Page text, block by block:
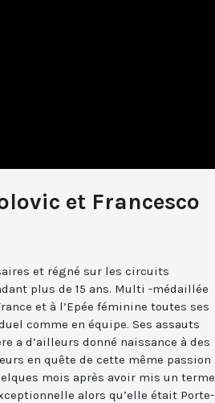
et Francesco
et régné sur les circuits
plus de 15 ans. Multi -médaillée
et à l’Epée féminine toutes ses
comme en équipe. Ses assauts
a d’ailleurs donné naissance à des
en quête de cette même passion
mois après avoir mis un terme
alors qu’elle était Porte-